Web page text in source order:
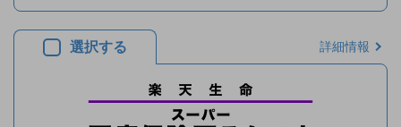
選択する 詳細情報